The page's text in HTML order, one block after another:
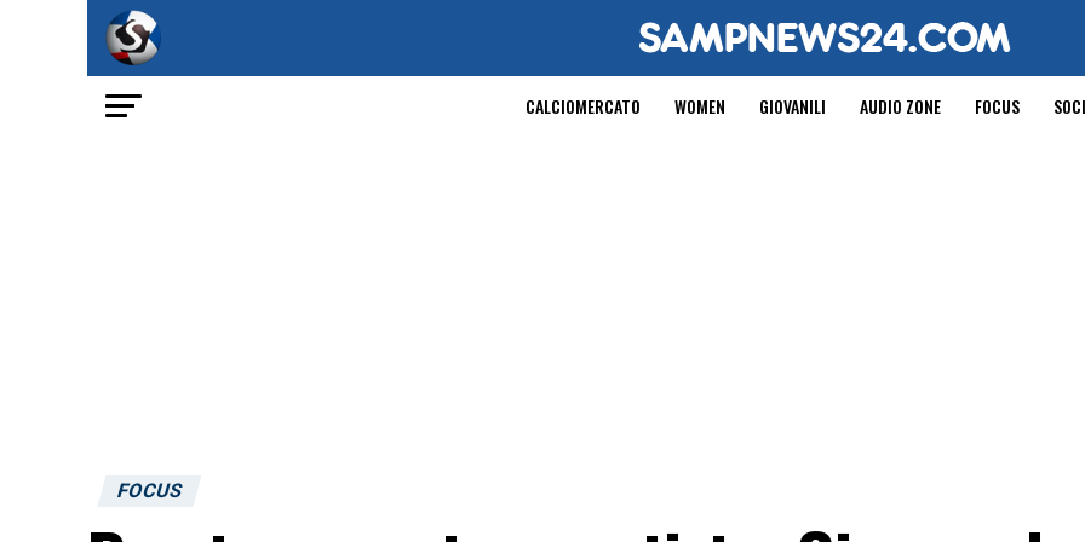
CALCIOMERCATO WOMEN GIOVANILI AUDIO ZONE FOCUS
FOCUS